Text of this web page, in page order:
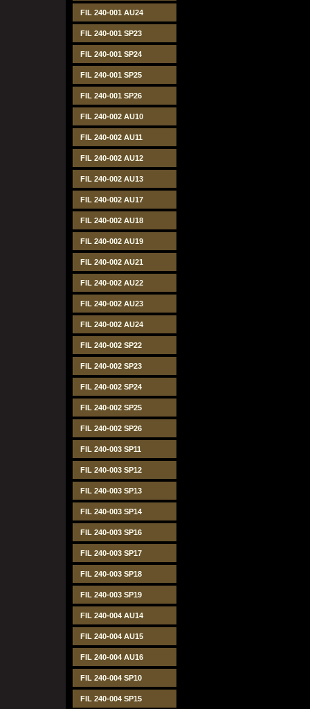
FIL 240-001 AU24
FIL 240-001 SP23
FIL 240-001 SP24
FIL 240-001 SP25
FIL 240-001 SP26
FIL 240-002 AU10
FIL 240-002 AU11
FIL 240-002 AU12
FIL 240-002 AU13
FIL 240-002 AU17
FIL 240-002 AU18
FIL 240-002 AU19
FIL 240-002 AU21
FIL 240-002 AU22
FIL 240-002 AU23
FIL 240-002 AU24
FIL 240-002 SP22
FIL 240-002 SP23
FIL 240-002 SP24
FIL 240-002 SP25
FIL 240-002 SP26
FIL 240-003 SP11
FIL 240-003 SP12
FIL 240-003 SP13
FIL 240-003 SP14
FIL 240-003 SP16
FIL 240-003 SP17
FIL 240-003 SP18
FIL 240-003 SP19
FIL 240-004 AU14
FIL 240-004 AU15
FIL 240-004 AU16
FIL 240-004 SP10
FIL 240-004 SP15